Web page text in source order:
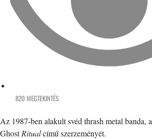
820 MEGTEKINTÉS
Az 1987-ben alakult svéd thrash metal banda, a
GhostRitualcímű szerzeményét.